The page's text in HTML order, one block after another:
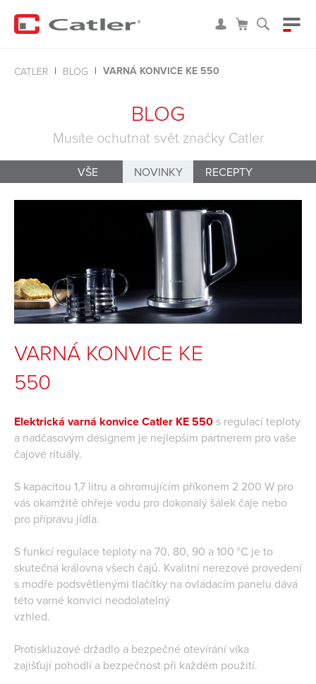
CATLER BLOG VARNÁ KONVICE KE 550
BLOG
Musíte ochutnat svět značky Catler
VŠE NOVINKY RECEPTY
VARNÁ KONVICE KE
550
Elektrická varná konvice Catler KE 550 s regulací teploty
a nadčasovým designem je nejlepším partnerem pro vaše
čajové rituály.
S kapacitou 1,7 litru a ohromujícím příkonem 2 200 W pro
vás okamžitě ohřeje vodu pro dokonalý šálek čaje nebo
pro přípravu jídla.
S funkcí regulace teploty na 70, 80, 90 a 100 °C je to
skutečná královna všech čajů. Kvalitní nerezové provedení
s modře podsvětlenými tlačítky na ovládacím panelu dává
této varné konvici neodolatelný
vzhled.
Protiskluzové držadlo a bezpečné otevírání víka
zajišťují pohodlí a bezpečnost při každém použití.